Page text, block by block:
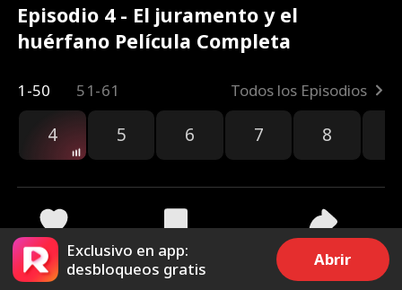
Episodio 4 - El juramento y el
huérfano Película Completa
1-50 51-61 Todos los Episodios
4 5 6 7 8
2.8k 7.1k Compartir
Exclusivo en app:
desbloqueos gratis
Abrir